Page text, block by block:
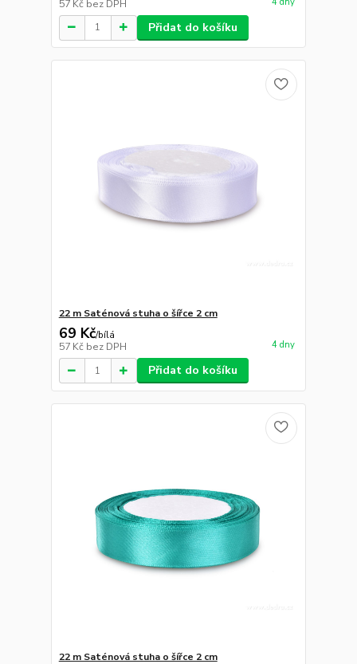
57 Kč bez DPH
Přidat do košíku
22 m Saténová stuha o šířce 2 cm
69 Kč/bílá
57 Kč bez DPH 4 dny
Přidat do košíku
22 m Saténová stuha o šířce 2 cm